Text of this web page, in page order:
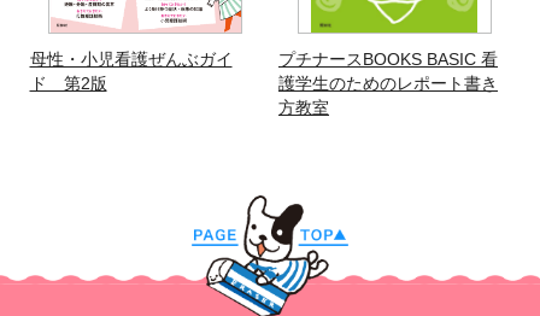
母性・小児看護ぜんぶガイ
ド 第2版
プチナースBOOKS BASIC 看
護学生のためのレポート書き
方教室